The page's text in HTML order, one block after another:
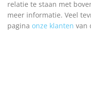
relatie te staan met
meer informatie. Veel
pagina onze klanten van